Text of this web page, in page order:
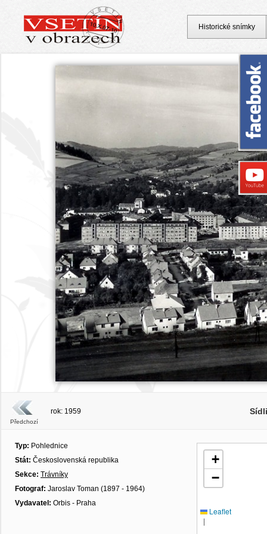
Předchozí
rok: 1959
Typ: Pohlednice
Stát: Československá republika
Sekce: Trávníky
Fotograf: Jaroslav Toman (1897 - 1964)
Vydavatel: Orbis - Praha
+
−
Leaflet
|
Historické snímky